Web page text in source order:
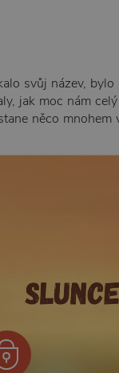
svůj název,
jak moc nám
něco mnohem